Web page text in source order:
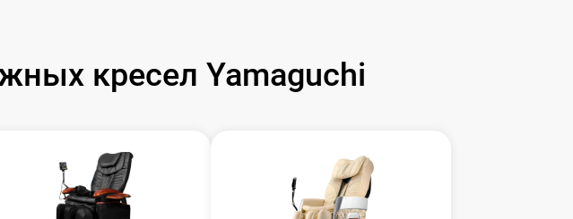
кресел Yamaguchi